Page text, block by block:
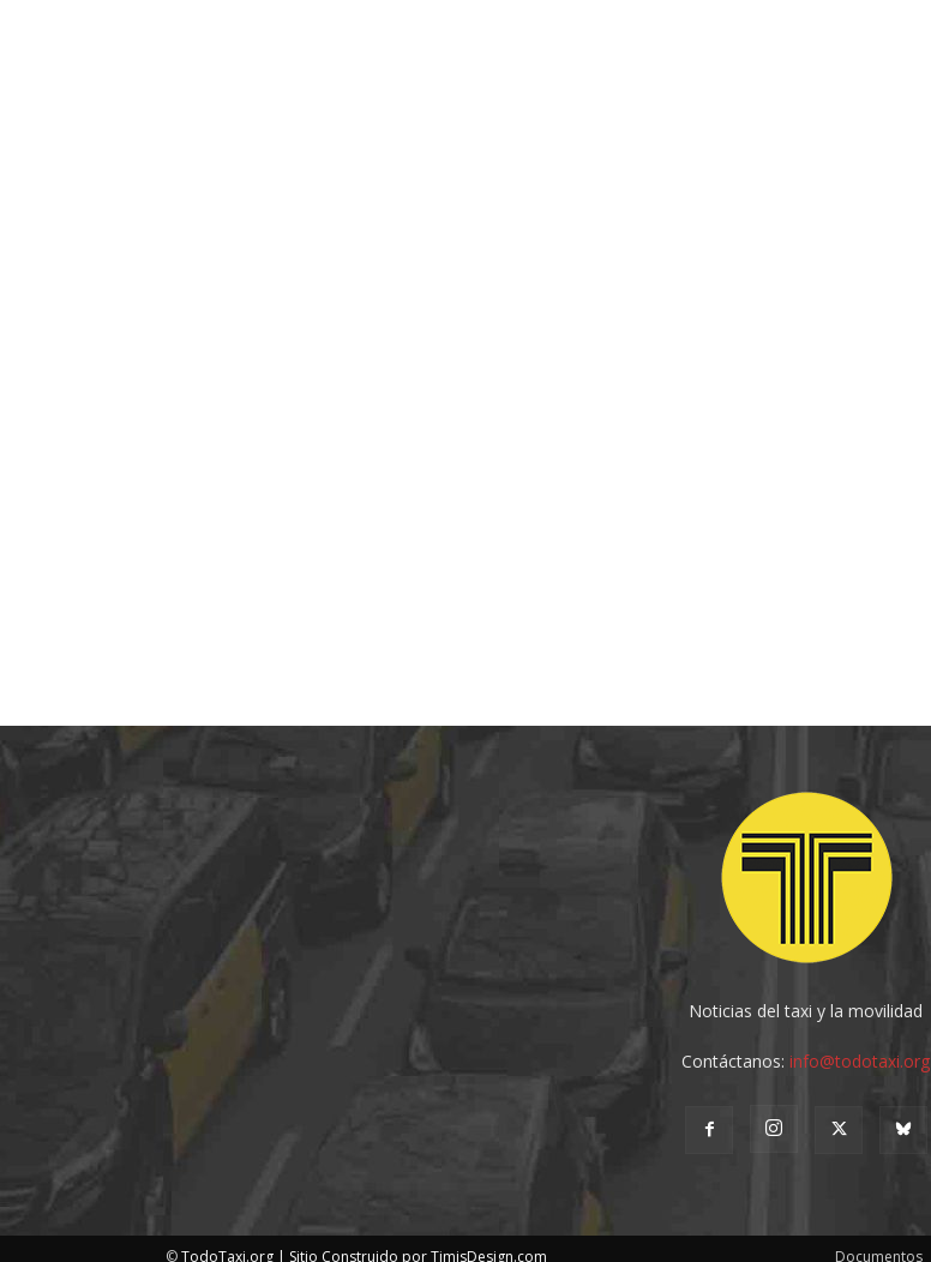
Noticias del taxi y la movilidad
Contáctanos:info@todotaxi.org
Documentos
©TodoTaxi.org | Sitio Construido porTimisDesign.com